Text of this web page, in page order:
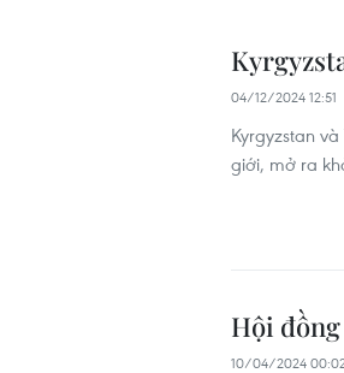
04/12/2024 12:51
Kyrgyzstan
giới, mở ra
Hội
10/04/2024